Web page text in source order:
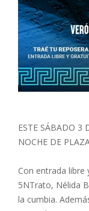
ESTE SÁBADO 3
NOCHE DE
Con entrada libre
5NTrato, Nélida
la cumbia.